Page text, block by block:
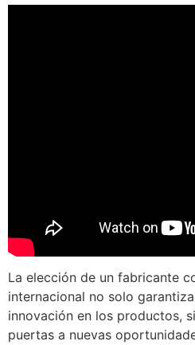
La elección de un fabricante
internacional no solo
innovación en los productos,
puertas a nuevas